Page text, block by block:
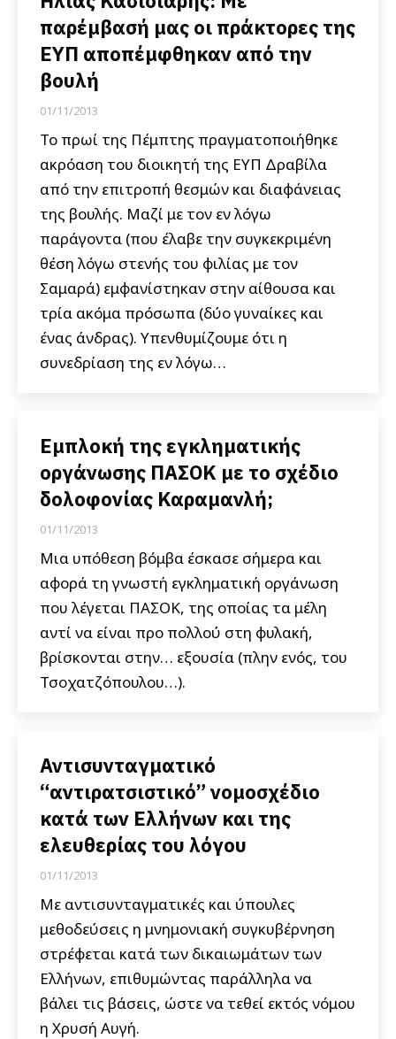
παρέμβασή μας οι πράκτορες της
ΕΥΠ αποπέμφθηκαν από την
βουλή
01/11/2013
Το πρωί της Πέμπτης πραγματοποιήθηκε
ακρόαση του διοικητή της ΕΥΠ Δραβίλα
από την επιτροπή θεσμών και διαφάνειας
της βουλής. Μαζί με τον εν λόγω
παράγοντα (που έλαβε την συγκεκριμένη
θέση λόγω στενής του φιλίας με τον
Σαμαρά) εμφανίστηκαν στην αίθουσα και
τρία ακόμα πρόσωπα (δύο γυναίκες και
ένας άνδρας). Υπενθυμίζουμε ότι η
συνεδρίαση της εν λόγω…
Εμπλοκή της εγκληματικής
οργάνωσης ΠΑΣΟΚ με το σχέδιο
δολοφονίας Καραμανλή;
01/11/2013
Μια υπόθεση βόμβα έσκασε σήμερα και
αφορά τη γνωστή εγκληματική οργάνωση
που λέγεται ΠΑΣΟΚ, της οποίας τα μέλη
αντί να είναι προ πολλού στη φυλακή,
βρίσκονται στην… εξουσία (πλην ενός, του
Τσοχατζόπουλου…).
Αντισυνταγματικό
“αντιρατσιστικό” νομοσχέδιο
κατά των Ελλήνων και της
ελευθερίας του λόγου
01/11/2013
Με αντισυνταγματικές και ύπουλες
μεθοδεύσεις η μνημονιακή συγκυβέρνηση
στρέφεται κατά των δικαιωμάτων των
Ελλήνων, επιθυμώντας παράλληλα να
βάλει τις βάσεις, ώστε να τεθεί εκτός νόμου
η Χρυσή Αυγή.